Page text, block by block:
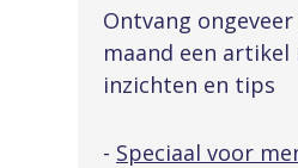
Ontvang
maand een artikel
inzichten en tips
- Speciaal voor